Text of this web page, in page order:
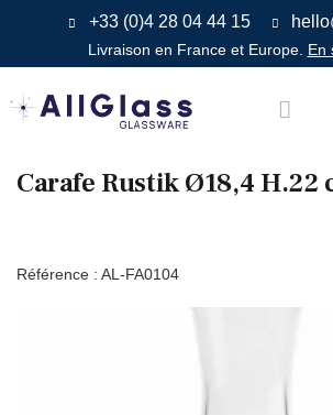
+33 (0)4 28 04 44 15
Livraison en France et Europe. En
Carafe Rustik Ø18,4 H.22
Référence : AL-FA0104